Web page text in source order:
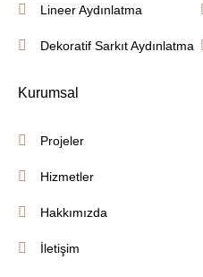
Lineer Aydınlatma
Dekoratif Sarkıt Aydınlatma
Kurumsal
Projeler
Hizmetler
Hakkımızda
İletişim